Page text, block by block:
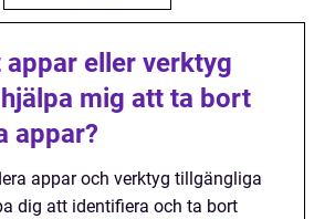
appar eller verktyg
mig att ta bort
appar?
appar och verktyg tillgängliga
dig att identifiera och ta bort